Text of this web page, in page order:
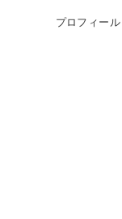
プロフィール